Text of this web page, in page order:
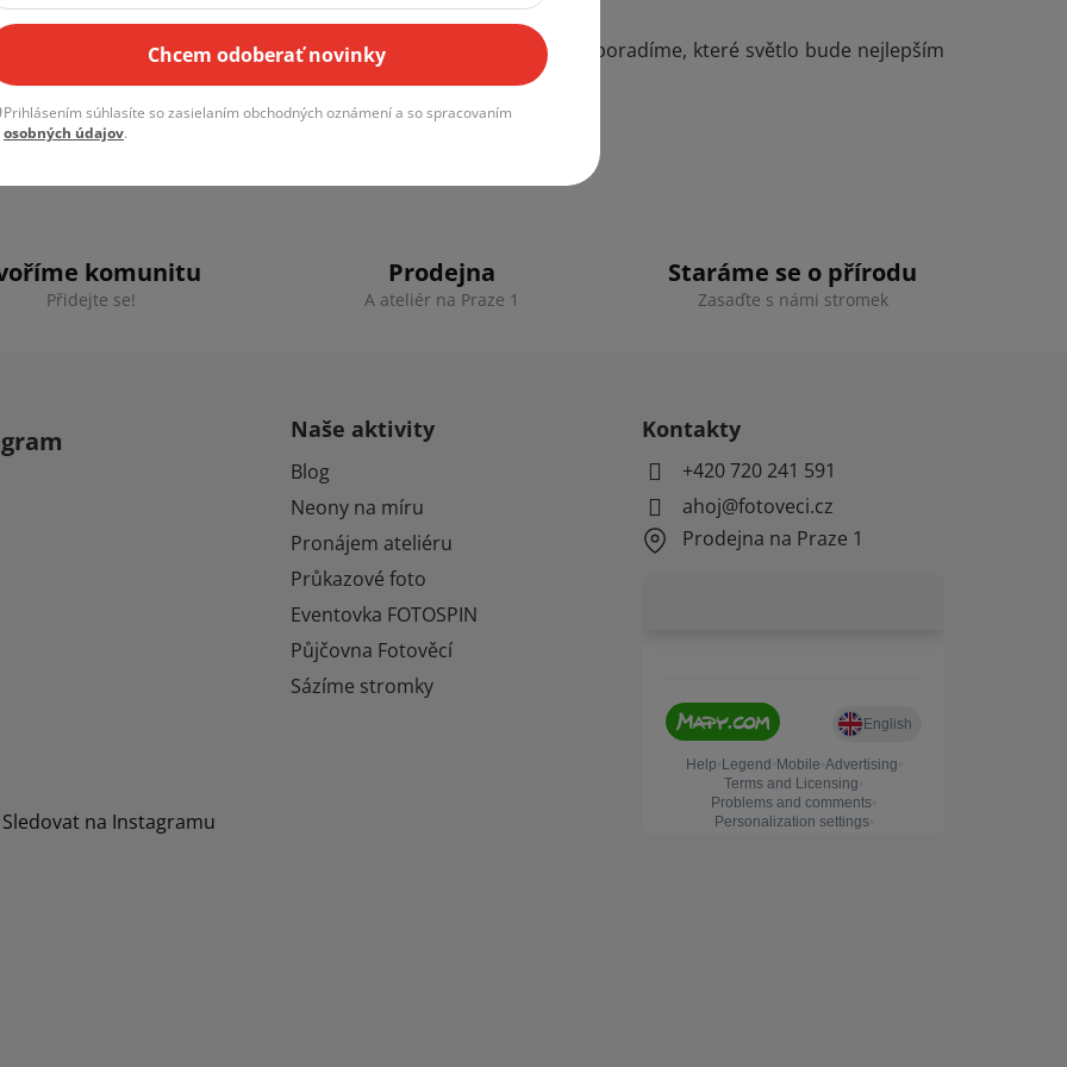
doporučení pro váš konkrétní projekt,napište nám
. Rádi vám poradíme, které světlo bude nejlepším
komunitu
Přidejte se!
Prodejna
A ateliér na Praze 1
Staráme se o přírodu
Zasaďte s námi stromek
Sledovat na Instagramu
Naše aktivity
Blog
Neony na míru
Pronájem ateliéru
Průkazové foto
Eventovka FOTOSPIN
Půjčovna Fotověcí
Sázíme stromky
Kontakty
+420 720 241 591
ahoj@fotoveci.cz
Prodejna na Praze 1
Chcem odoberať novinky
Prihlásením súhlasíte so zasielaním obchodných oznámení a so spracovaním
osobných údajov.